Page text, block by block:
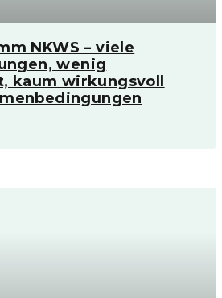
NKWS – viele
wenig
kaum wirkungsvoll